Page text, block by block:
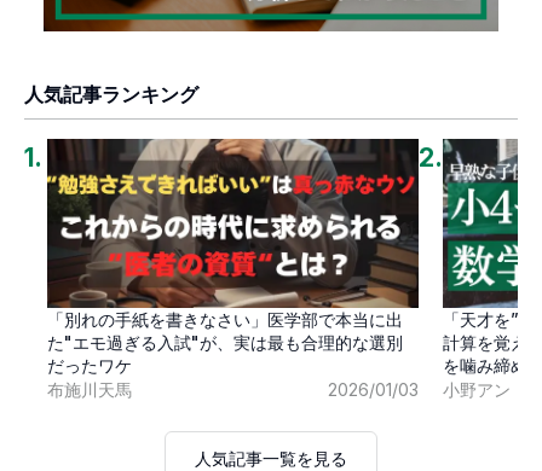
人気記事ランキング
1 .
「別れの手紙を書きなさい」医学部で本当に出
た"エモ過ぎる入試"が、実は最も合理的な選別
だったワケ
布施川天馬
2026/01/03
2.
「天才を”
計算を覚え
を噛み締め
小野アン
人気記事一覧を見る